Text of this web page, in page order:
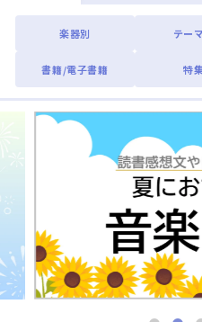
楽器別 テー
書籍/電子書籍 特